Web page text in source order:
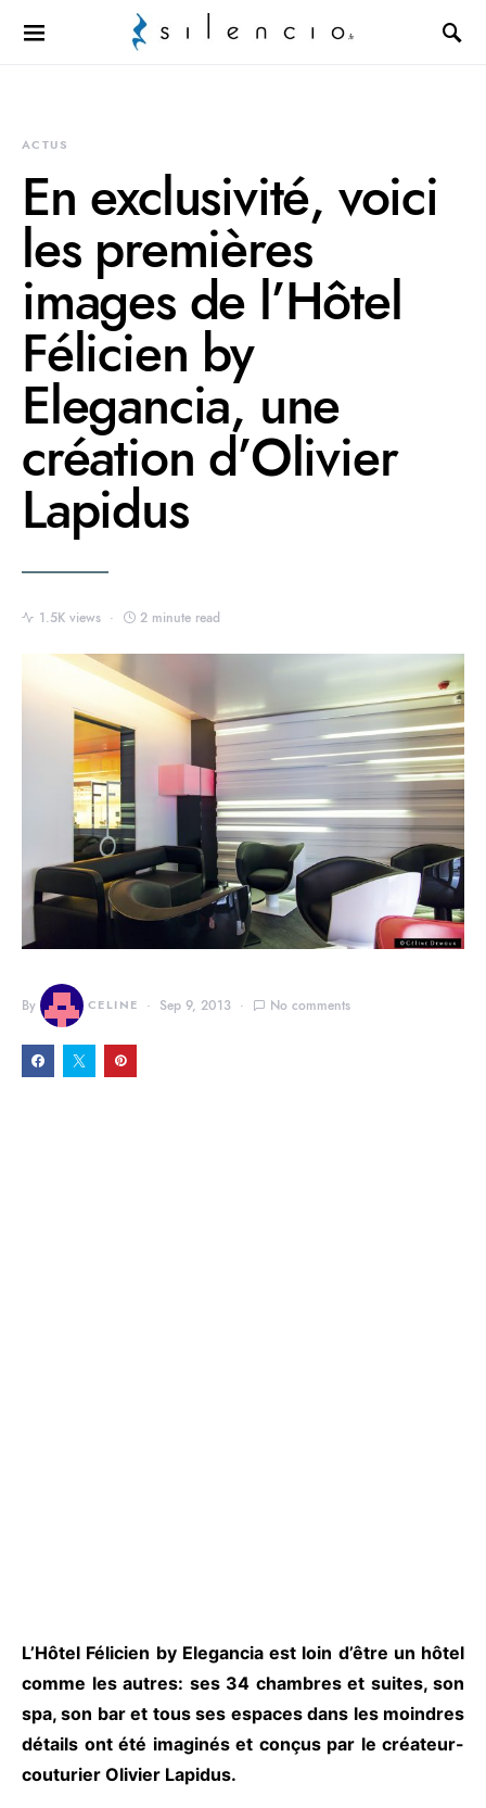
Search for:
ACTUS
En exclusivité, voici
les premières
images de l’Hôtel
Félicien by
Elegancia, une
création d’Olivier
Lapidus
1.5K views 2 minute read
By CELINE Sep 9, 2013 No comments
L’Hôtel Félicien by Elegancia est loin d’être un hôtel
comme les autres: ses 34 chambres et suites, son
spa, son bar et tous ses espaces dans les moindres
détails ont été imaginés et conçus par le créateur-
couturier Olivier Lapidus.